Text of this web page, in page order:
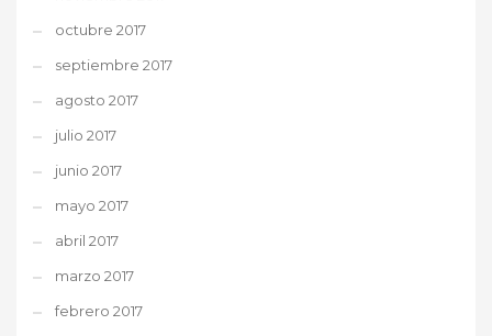
octubre 2017
septiembre 2017
agosto 2017
julio 2017
junio 2017
mayo 2017
abril 2017
marzo 2017
febrero 2017